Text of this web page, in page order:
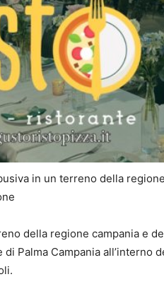
in un terreno della
della regione campania e
Palma Campania all’interno